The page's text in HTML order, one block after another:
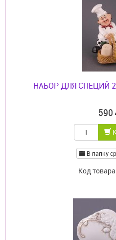
НАБОР ДЛЯ СПЕЦИЙ 2
590
В папку
Код